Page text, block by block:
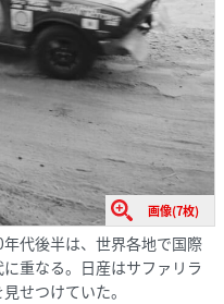
画像(7枚)
代後半は、世界各地で国際
重なる。日産はサファリラ
せつけていた。